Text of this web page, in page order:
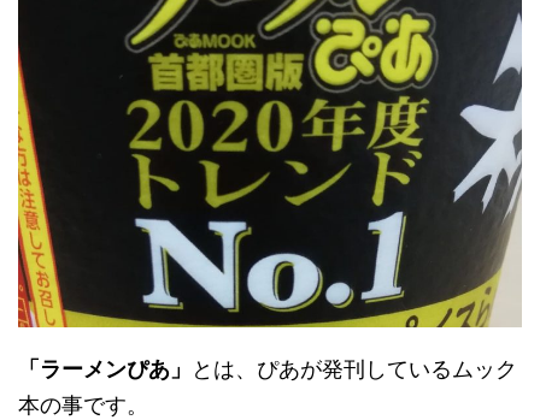
「ラーメンぴあ」
とは、ぴあが発刊しているムック
本の事です。